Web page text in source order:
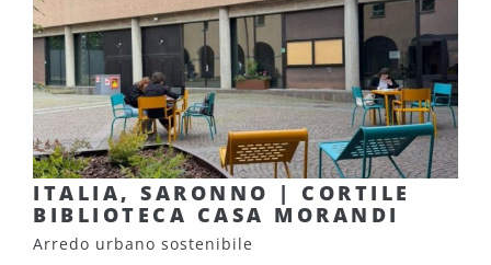
ITALIA, SARONNO | CORTILE
BIBLIOTECA CASA MORANDI
Arredo urbano sostenibile